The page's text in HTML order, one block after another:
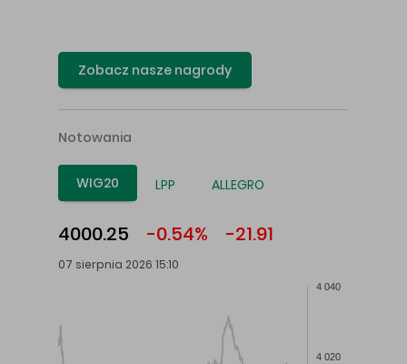
Zobacz nasze nagrody
Notowania
WIG20 LPP ALLEGRO
4000.25 -0.54% -21.91
07 sierpnia 2026 15:10
4 020
4 040